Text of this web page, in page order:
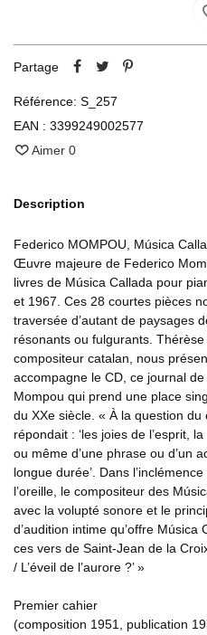
Partage
Référence: S_257
EAN : 3399249002577
Aimer 0
Description
Federico MOMPOU, Música
Œuvre majeure de Federico
livres de Música Callada pour
et 1967. Ces 28 courtes pièces
traversée d’autant de paysages
résonants ou fulgurants.
compositeur catalan, nous
accompagne le CD, ce journal
Mompou qui prend une place
du XXe siècle. « À la question
répondait : ‘les joies de l’esprit,
ou même d’une phrase ou d’un
longue durée’. Dans
l’oreille, le compositeur des
avec la volupté sonore et le
d’audition intime qu’offre
ces vers de Saint-Jean de la
/ L’éveil de l’aurore ?’ »
Premier cahier
(composition 1951, publication